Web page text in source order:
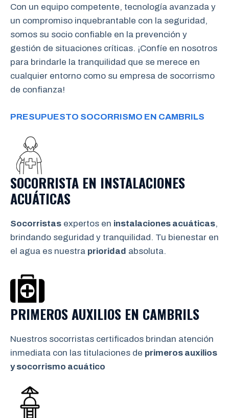
Con un equipo competente, tecnología avanzada y
un compromiso inquebrantable con la seguridad,
somos su socio confiable en la prevención y
gestión de situaciones críticas. ¡Confíe en nosotros
para brindarle la tranquilidad que se merece en
cualquier entorno como su empresa de socorrismo
de confianza!
PRESUPUESTO SOCORRISMO EN CAMBRILS
SOCORRISTA EN INSTALACIONES
ACUÁTICAS
Socorristas expertos en instalaciones acuáticas,
brindando seguridad y tranquilidad. Tu bienestar en
el agua es nuestra prioridad absoluta.
PRIMEROS AUXILIOS EN CAMBRILS
Nuestros socorristas certificados brindan atención
inmediata con las titulaciones de primeros auxilios
y socorrismo acuático